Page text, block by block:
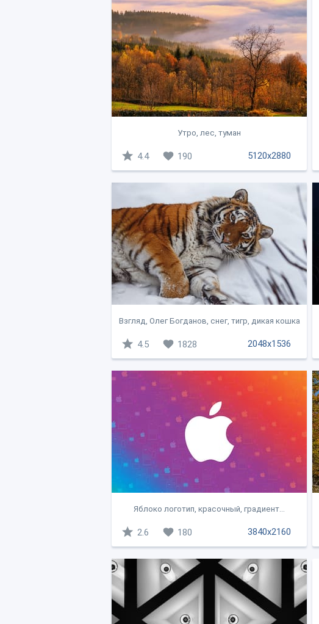
Утро, лес, туман
5120x2880
4.4 190
Взгляд, Олег Богданов, снег, тигр, дикая кошка
2048x1536
4.5 1828
Яблоко логотип, красочный, градиент...
3840x2160
2.6 180